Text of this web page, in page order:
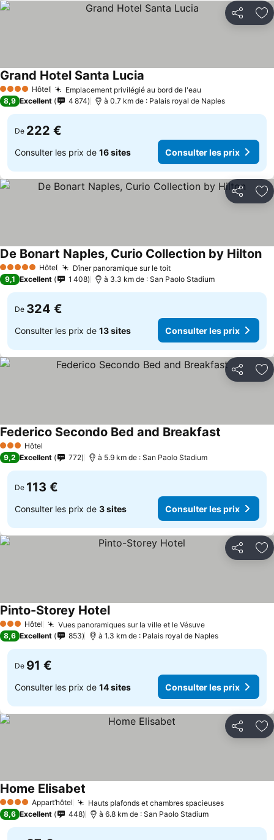
Partager
4 Étoiles Hôtel Emplacement privilégié au bord de l'eau
Grand Hotel Santa Lucia
8,9 Excellent 4 874 à 0.7 km de : Palais royal de Naples
De 222 €
Consulter les prix de 16 sites Consulter les prix
Partager
5 Étoiles Hôtel Dîner panoramique sur le toit
De Bonart Naples, Curio Collection by Hilton
9,1 Excellent 1 408 à 3.3 km de : San Paolo Stadium
De 324 €
Consulter les prix de 13 sites Consulter les prix
Partager
3 ÉtoilesHôtel
Federico Secondo Bed and Breakfast
9,2 Excellent 772 à 5.9 km de : San Paolo Stadium
De 113 €
Consulter les prix de 3 sites Consulter les prix
Partager
3 ÉtoilesHôtel Vues panoramiques sur la ville et le Vésuve
Pinto-Storey Hotel
8,6 Excellent 853 à 1.3 km de : Palais royal de Naples
De 91 €
Consulter les prix de 14 sites Consulter les prix
Partager
4 Étoiles Appart’hôtel Hauts plafonds et chambres spacieuses
Home Elisabet
8,6 Excellent 448 à 6.8 km de : San Paolo Stadium